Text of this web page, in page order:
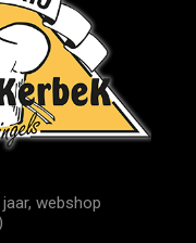
webshop